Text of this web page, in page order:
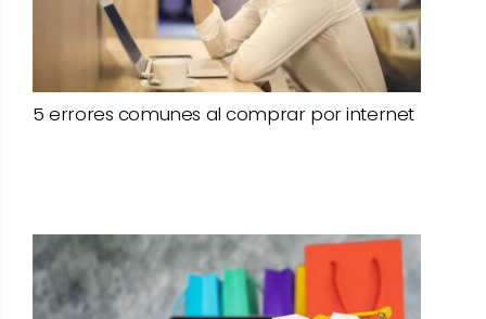
5 errores comunes al comprar por internet